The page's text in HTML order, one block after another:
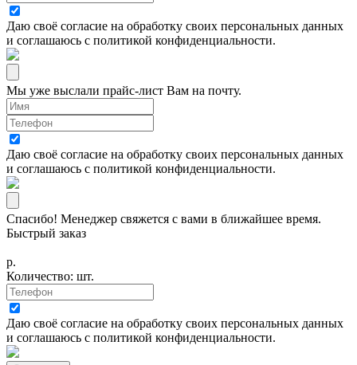
Даю своё согласие на обработку своих персональных данных
и соглашаюсь с политикой конфиденциальности.
Мы уже выслали прайс-лист Вам на почту.
Даю своё согласие на обработку своих персональных данных
и соглашаюсь с политикой конфиденциальности.
Спасибо! Менеджер свяжется с вами в ближайшее время.
Быстрый заказ
р.
Количество: шт.
Даю своё согласие на обработку своих персональных данных
и соглашаюсь с политикой конфиденциальности.